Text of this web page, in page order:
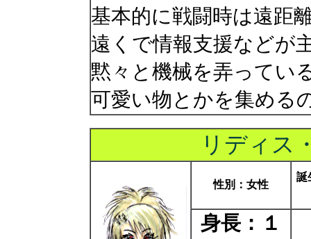
基本的に戦闘時は遠距
遠くで情報支援などが
黙々と機械を弄ってい
可愛い物とかを集める
リディス
性別：女性
誕
身長：１